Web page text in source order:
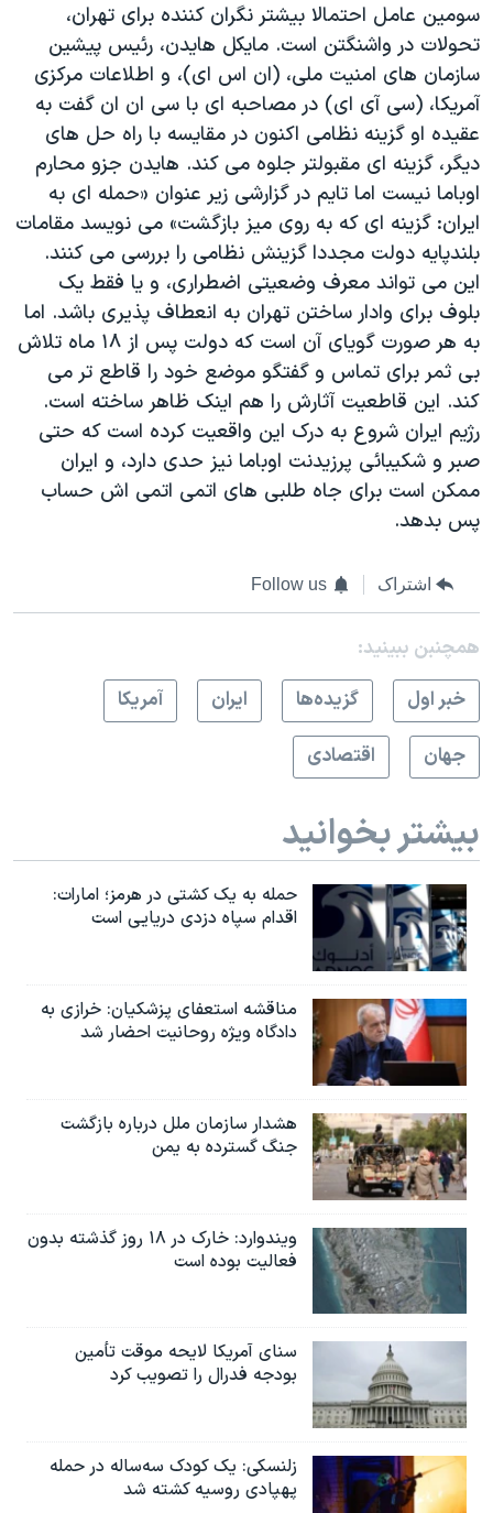
سومین عامل احتمالا بیشتر نگران کننده برای تهران،
تحولات در واشنگتن است. مایکل هایدن، رئیس پیشین
سازمان های امنیت ملی، (ان اس ای)، و اطلاعات مرکزی
آمریکا، (سی آی ای) در مصاحبه ای با سی ان ان گفت به
عقیده او گزینه نظامی اکنون در مقایسه با راه حل های
دیگر، گزینه ای مقبولتر جلوه می کند. هایدن جزو محارم
اوباما نیست اما تایم در گزارشی زیر عنوان «حمله ای به
ایران: گزینه ای که به روی میز بازگشت» می نویسد مقامات
بلندپایه دولت مجددا گزینش نظامی را بررسی می کنند.
این می تواند معرف وضعیتی اضطراری، و یا فقط یک
بلوف برای وادار ساختن تهران به انعطاف پذیری باشد. اما
به هر صورت گویای آن است که دولت پس از ۱۸ ماه تلاش
بی ثمر برای تماس و گفتگو موضع خود را قاطع تر می
کند. این قاطعیت آثارش را هم اینک ظاهر ساخته است.
رژیم ایران شروع به درک این واقعیت کرده است که حتی
صبر و شکیبائی پرزیدنت اوباما نیز حدی دارد، و ایران
ممکن است برای جاه طلبی های اتمی اتمی اش حساب
پس بدهد.
اشتراک Follow us
همچنبن ببینید:
خبر اول
گزيده‌ها ايران
آمريکا
جهان
اقتصادی
بیشتر بخوانید
حمله به یک کشتی در هرمز؛ امارات:
اقدام سپاه دزدی دریایی است
مناقشه استعفای پزشکیان: خرازی به
دادگاه ویژه روحانیت احضار شد
هشدار سازمان ملل درباره بازگشت
جنگ گسترده به یمن
ویندوارد: خارک در ۱۸ روز گذشته بدون
فعالیت بوده است
سنای آمریکا لایحه موقت تأمین
بودجه فدرال را تصویب کرد
زلنسکی: یک کودک سه‌ساله در حمله
پهپادی روسیه کشته شد